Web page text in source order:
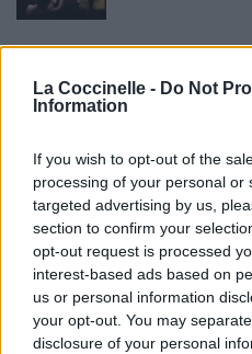
La Coccinelle - Do Not
Information
If you wish to opt-out of the
processing of your personal or
targeted advertising by us,
section to confirm your
opt-out request is processed
interest-based ads based on
us or personal information
your opt-out. You may
disclosure of your personal
Paroles + Traduction
Pour prolonger le
Vous aimez chanter,
Télécharger légalement
Télécharger légalement les